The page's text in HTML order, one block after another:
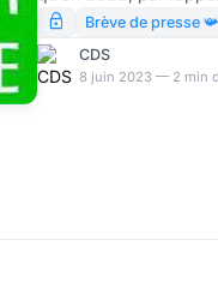
grimpé – point de
démolition contrôlée,
covidisme.
Brève de presse 📯
CDS
8 juin 2023 — 2 min